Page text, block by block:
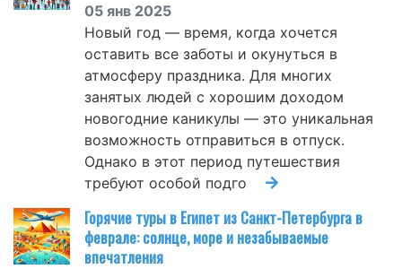
05 янв 2025
Новый год — время, когда хочется
оставить все заботы и окунуться в
атмосферу праздника. Для многих
занятых людей с хорошим доходом
новогодние каникулы — это уникальная
возможность отправиться в отпуск.
Однако в этот период путешествия
требуют особой подго
Горячие туры в Египет из Санкт-Петербурга в
феврале: солнце, море и незабываемые
впечатления